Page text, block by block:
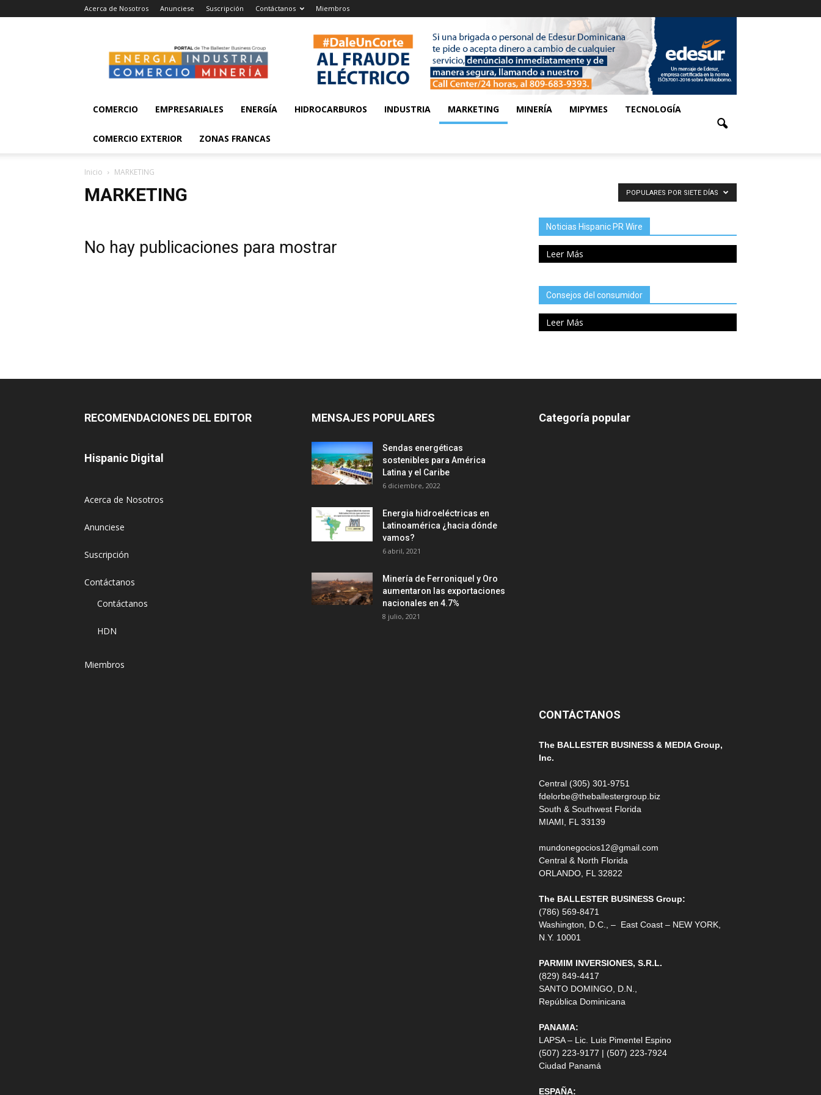
Acerca de Nosotros Anunciese Suscripción Contáctanos Miembros
Industria,
Comercio
y
COMERCIO
EMPRESARIALES ENERGÍA HIDROCARBUROS INDUSTRIA MARKETING MINERÍA MIPYMES TECNOLOGÍA
COMERCIO EXTERIOR ZONAS FRANCAS
Inicio MARKETING
MARKETING POPULARES POR SIETE DÍAS
No hay publicaciones para mostrar
Noticias Hispanic PR Wire
Leer Más
Consejos del consumidor
Leer Más
RECOMENDACIONES DEL EDITOR
Hispanic Digital
Acerca de Nosotros
Anunciese
Suscripción
Contáctanos
Contáctanos
HDN
Miembros
MENSAJES POPULARES
Sendas energéticas
sostenibles para América
Latina y el Caribe
6 diciembre, 2022
Energia hidroeléctricas en
Latinoamérica ¿hacia dónde
vamos?
6 abril, 2021
Minería de Ferroniquel y Oro
aumentaron las exportaciones
nacionales en 4.7%
8 julio, 2021
Categoría popular
CONTÁCTANOS
The BALLESTER BUSINESS & MEDIA Group,
Inc.
Central (305) 301-9751
fdelorbe@theballestergroup.biz
South & Southwest Florida
MIAMI, FL 33139
mundonegocios12@gmail.com
Central & North Florida
ORLANDO, FL 32822
The BALLESTER BUSINESS Group:
(786) 569-8471
Washington, D.C., – East Coast – NEW YORK,
N.Y. 10001
PARMIM INVERSIONES, S.R.L.
(829) 849-4417
SANTO DOMINGO, D.N.,
República Dominicana
PANAMA:
LAPSA – Lic. Luis Pimentel Espino
(507) 223-9177 | (507) 223-7924
Ciudad Panamá
ESPAÑA: